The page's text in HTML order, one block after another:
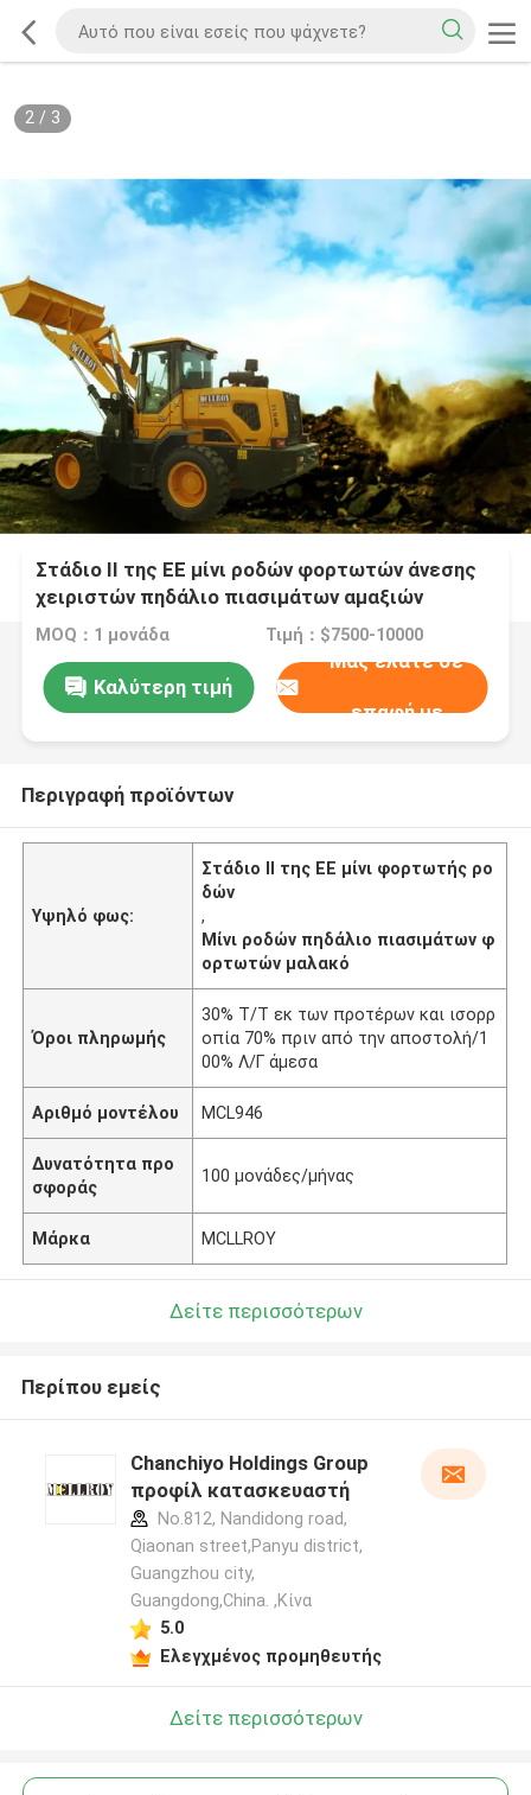
2/ 3
Στάδιο ΙΙ της ΕΕ μίνι ροδών φορτωτών άνεσης
χειριστών πηδάλιο πιασιμάτων αμαξιών
μαλακό
MOQ：1 μονάδα Τιμή：$7500-10000
Καλύτερη τιμή
Μας ελάτε σε
επαφή με
Περιγραφή προϊόντων
Υψηλό φως:
Στάδιο ΙΙ της ΕΕ μίνι φορτωτής ρο
δών
,
Μίνι ροδών πηδάλιο πιασιμάτων φ
ορτωτών μαλακό
Όροι πληρωμής
30% Τ/Τ εκ των προτέρων και ισορρ
οπία 70% πριν από την αποστολή/1
00% Λ/Γ άμεσα
Αριθμό μοντέλου MCL946
Δυνατότητα προ
σφοράς
100 μονάδες/μήνας
Μάρκα MCLLROY
Δείτε περισσότερων
Περίπου εμείς
Chanchiyo Holdings Group
προφίλ κατασκευαστή
No.812, Nandidong road,
Qiaonan street,Panyu district,
Guangzhou city,
Guangdong,China. ,Κίνα
5.0
Ελεγχμένος προμηθευτής
Δείτε περισσότερων